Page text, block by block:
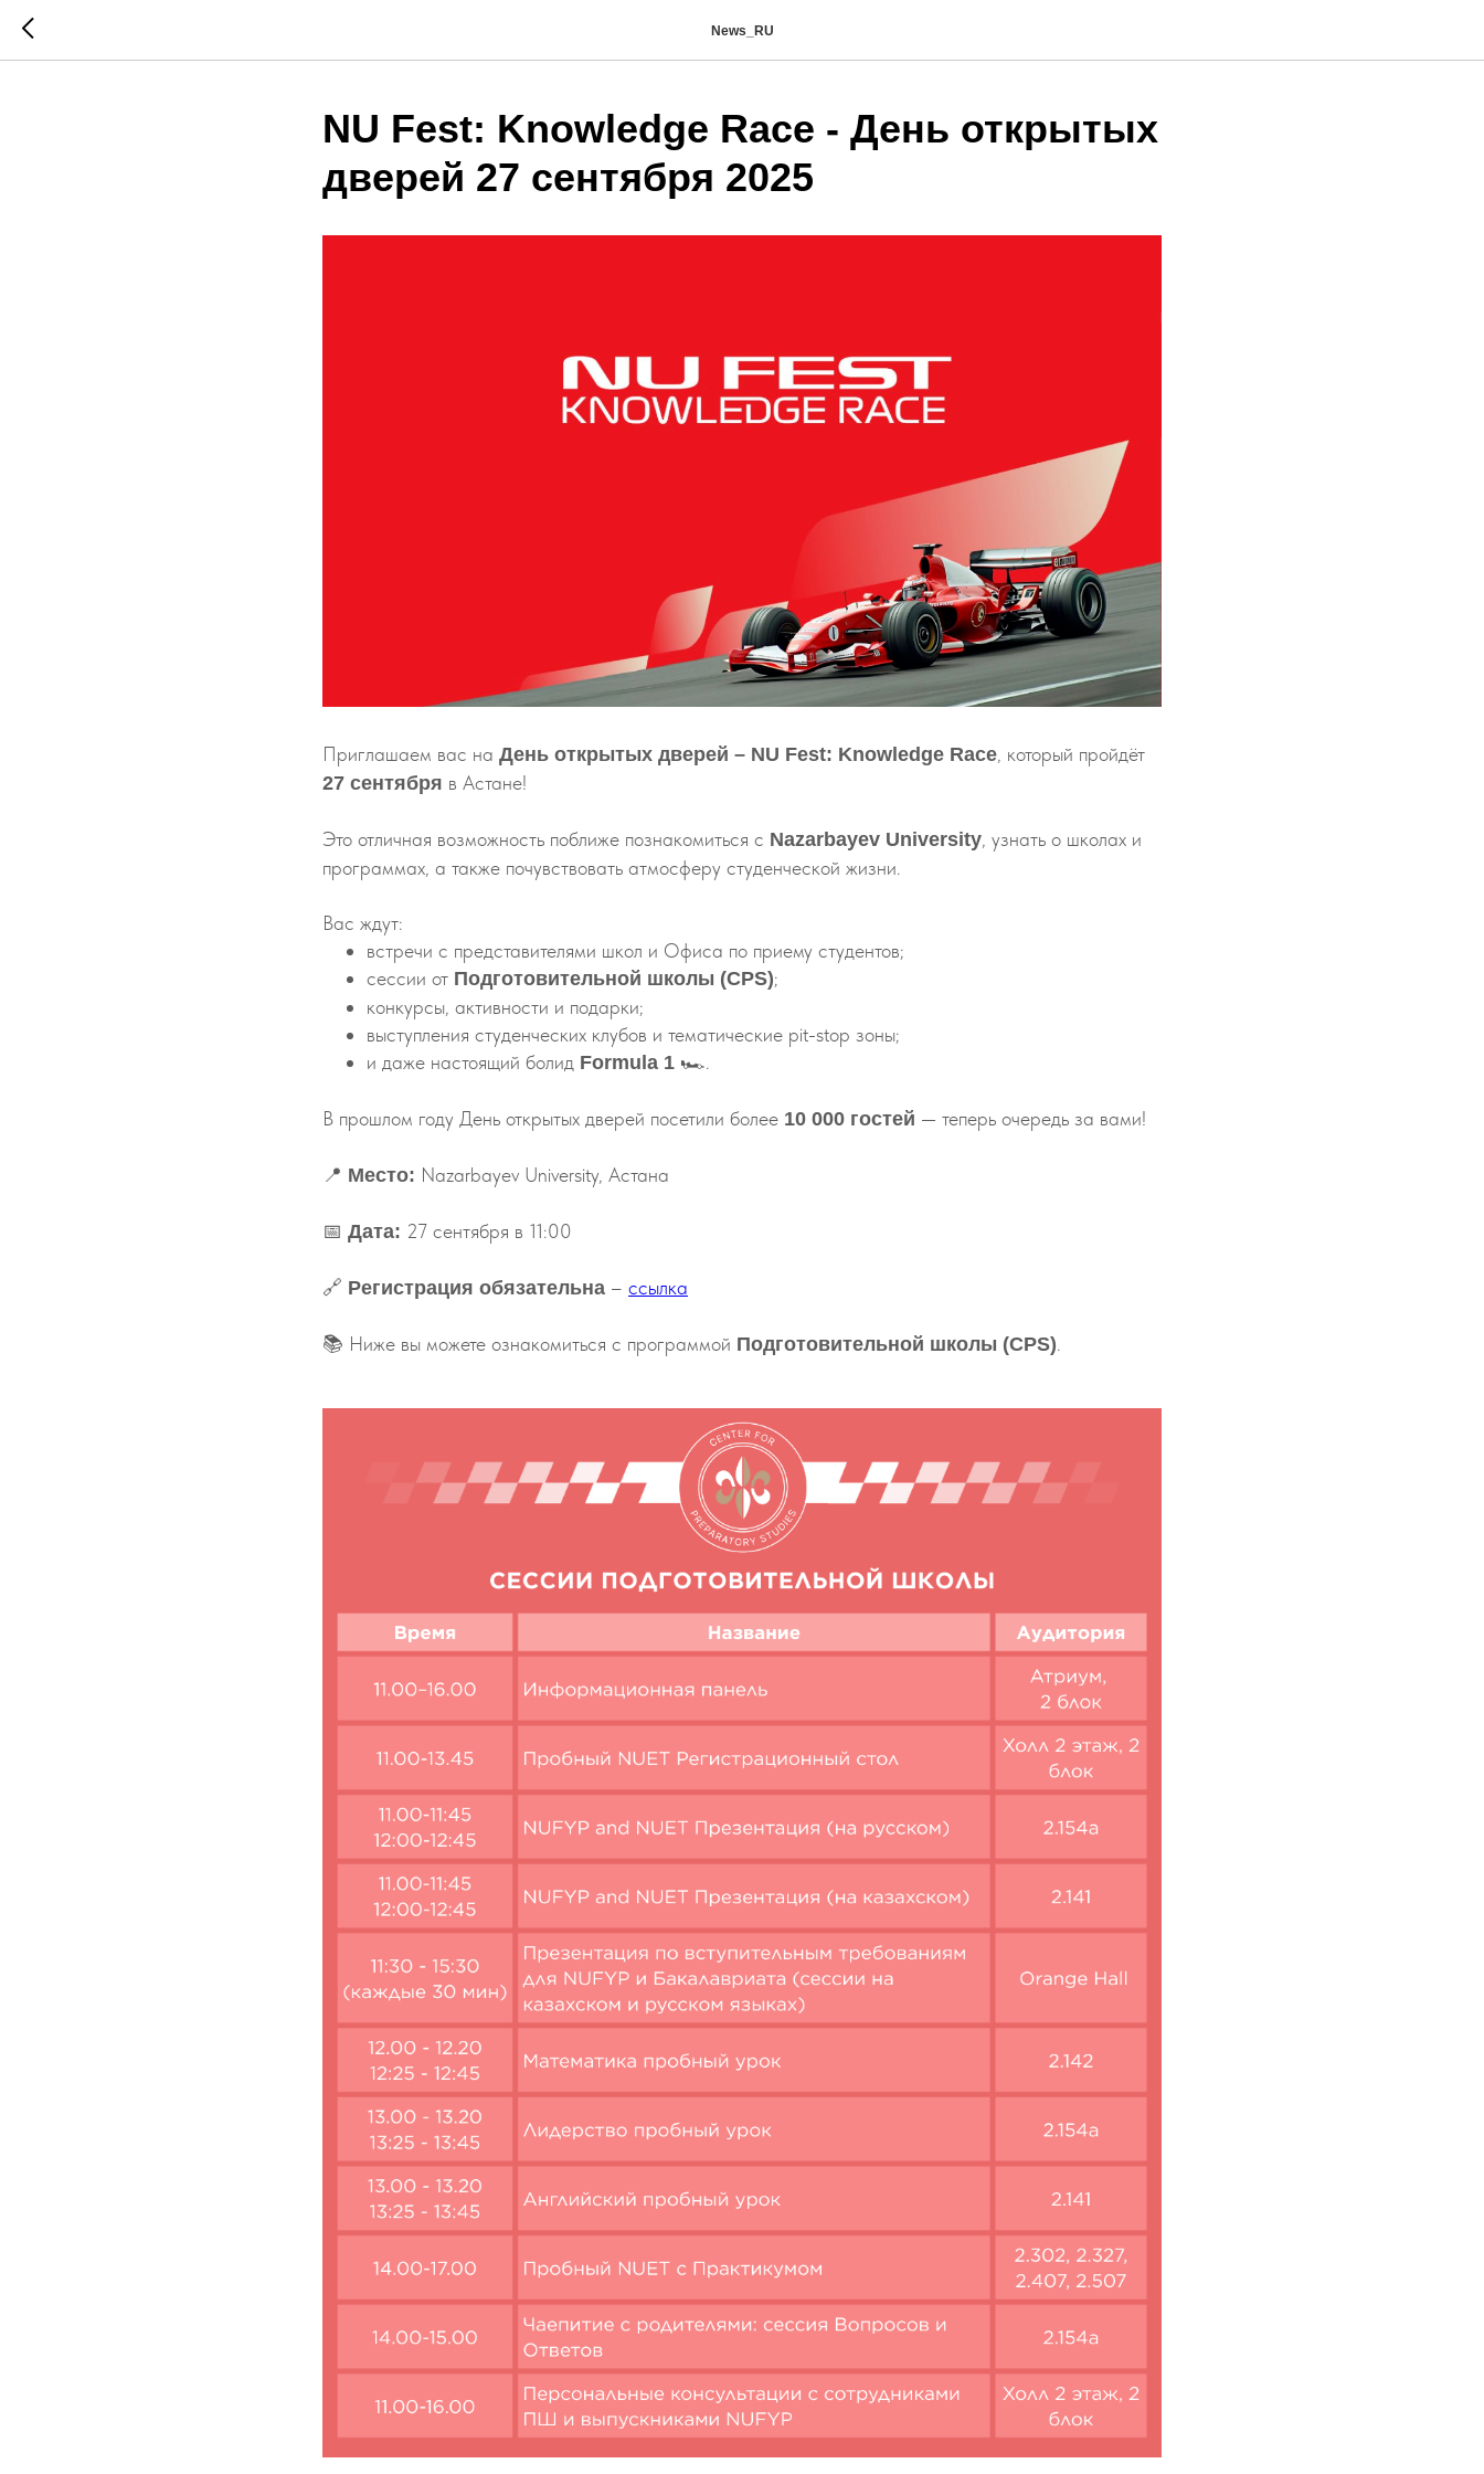
News_RU
NU Fest: Knowledge Race - День открытых
дверей 27 сентября 2025
Приглашаем вас на День открытых дверей – NU Fest: Knowledge Race, который пройдёт
27 сентября в Астане!
Это отличная возможность поближе познакомиться с Nazarbayev University, узнать о школах и
программах, а также почувствовать атмосферу студенческой жизни.
Вас ждут:
встречи с представителями школ и Офиса по приему студентов;
сессии от Подготовительной школы (CPS);
конкурсы, активности и подарки;
выступления студенческих клубов и тематические pit-stop зоны;
и даже настоящий болид Formula 1 🏎.
В прошлом году День открытых дверей посетили более 10 000 гостей — теперь очередь за вами!
📍 Место: Nazarbayev University, Астана
📅 Дата: 27 сентября в 11:00
🔗 Регистрация обязательна – ссылка
📚 Ниже вы можете ознакомиться с программой Подготовительной школы (CPS).